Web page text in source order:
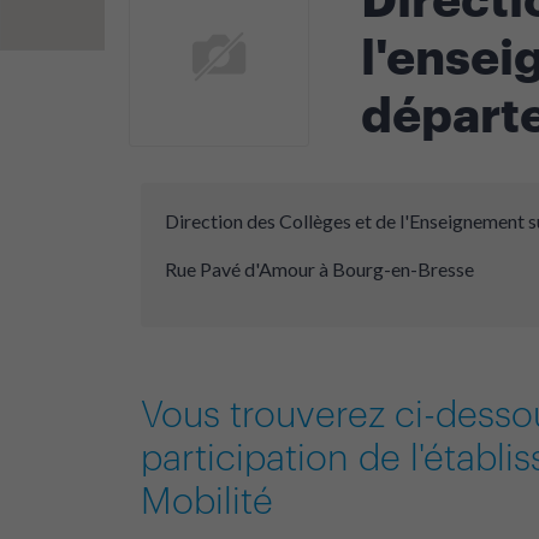
Direction des Collèges et de l'Enseignement
Rue Pavé d'Amour à Bourg-en-Bresse
Vous trouverez ci-
participation de
Mobilité